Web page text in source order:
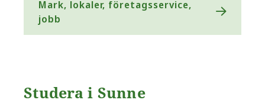
Mark, lokaler, företagsservice,
jobb
Studera i Sunne